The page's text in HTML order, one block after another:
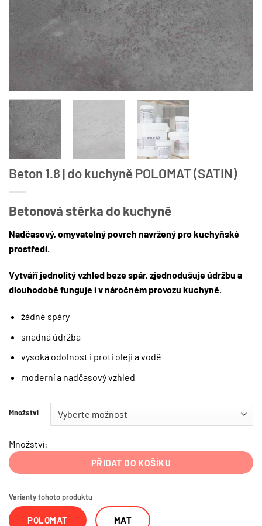
Beton 1.8 | do kuchyně POLOMAT (SATIN)
Betonová stěrka do kuchyně
Nadčasový, omyvatelný povrch navržený pro kuchyňské
prostředí.
Vytváří jednolitý vzhled beze spár, zjednodušuje údržbu a
dlouhodobě funguje i v náročném provozu kuchyně.
žádné spáry
snadná údržba
vysoká odolnost i proti oleji a vodě
moderní a nadčasový vzhled
Množství
Množství:
PŘIDAT DO KOŠÍKU
Varianty tohoto produktu
POLOMAT MAT